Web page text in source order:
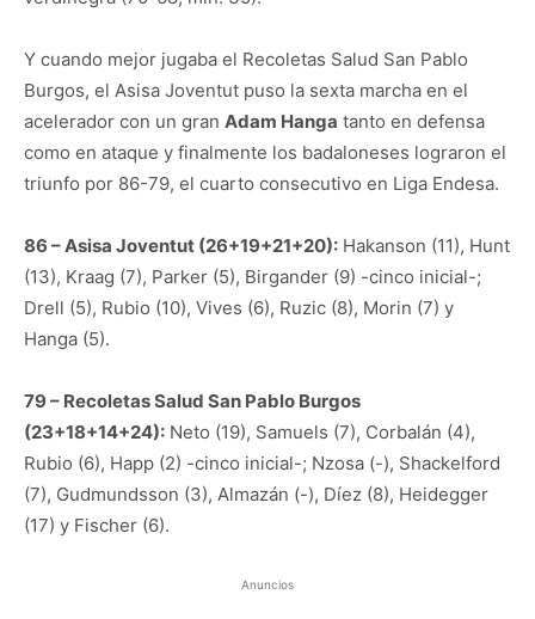
Y cuando mejor jugaba el Recoletas Salud San Pablo
Burgos, el Asisa Joventut puso la sexta marcha en el
acelerador con un gran Adam Hanga tanto en defensa
como en ataque y finalmente los badaloneses lograron el
triunfo por 86-79, el cuarto consecutivo en Liga Endesa.
86 – Asisa Joventut (26+19+21+20): Hakanson (11), Hunt
(13), Kraag (7), Parker (5), Birgander (9) -cinco inicial-;
Drell (5), Rubio (10), Vives (6), Ruzic (8), Morin (7) y
Hanga (5).
79 – Recoletas Salud San Pablo Burgos
(23+18+14+24): Neto (19), Samuels (7), Corbalán (4),
Rubio (6), Happ (2) -cinco inicial-; Nzosa (-), Shackelford
(7), Gudmundsson (3), Almazán (-), Díez (8), Heidegger
(17) y Fischer (6).
Anuncios